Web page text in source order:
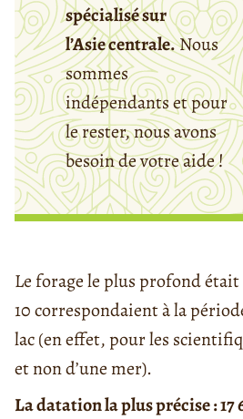
spécialisé sur
l’Asie centrale.Nous
sommes
indépendants et pour
le rester, nous avons
besoin de votre aide !
Le forage le plus profond
10 correspondaient à la
lac (en effet, pour les
et non d’une mer).
La datation la plus précise : 17